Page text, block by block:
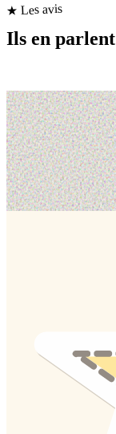
★ Les avis
Ils en parlent